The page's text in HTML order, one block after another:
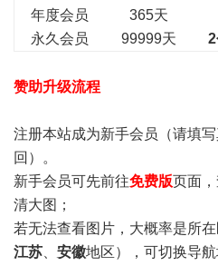
年度会员
365天
永久会员
99999天
赞助升级流程
注册本站成为新手会员 （请填
回）。
新手会员可先前往免费版页面
清大图；
若无法查看图片，大概率是所
江苏
安徽地区），可切换导